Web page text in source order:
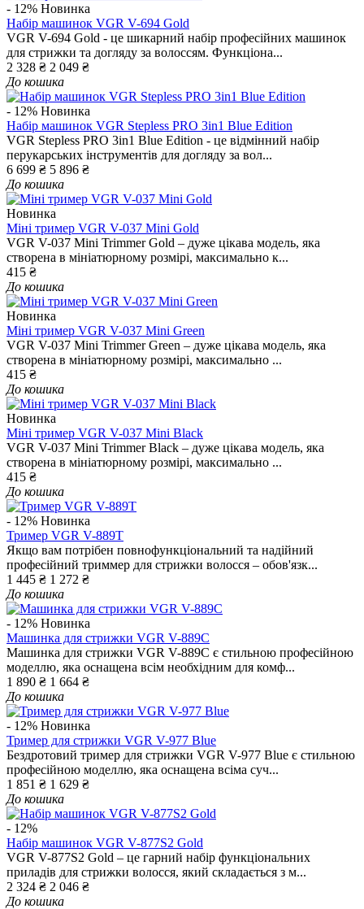
- 12% Новинка
Набір машинок VGR V-694 Gold
VGR V-694 Gold - це шикарний набір професійних машинок
для стрижки та догляду за волоссям. Функціона...
2 328 ₴ 2 049 ₴
До кошика
- 12% Новинка
Набір машинок VGR Stepless PRO 3in1 Blue Edition
VGR Stepless PRO 3in1 Blue Edition - це відмінний набір
перукарських інструментів для догляду за вол...
6 699 ₴ 5 896 ₴
До кошика
Новинка
Міні тример VGR V-037 Mini Gold
VGR V-037 Mini Trimmer Gold – дуже цікава модель, яка
створена в мініатюрному розмірі, максимально к...
415 ₴
До кошика
Новинка
Міні тример VGR V-037 Mini Green
VGR V-037 Mini Trimmer Green – дуже цікава модель, яка
створена в мініатюрному розмірі, максимально ...
415 ₴
До кошика
Новинка
Міні тример VGR V-037 Mini Black
VGR V-037 Mini Trimmer Black – дуже цікава модель, яка
створена в мініатюрному розмірі, максимально ...
415 ₴
До кошика
- 12% Новинка
Тример VGR V-889T
Якщо вам потрібен повнофункціональний та надійний
професійний триммер для стрижки волосся – обов'язк...
1 445 ₴ 1 272 ₴
До кошика
- 12% Новинка
Машинка для стрижки VGR V-889C
Машинка для стрижки VGR V-889C є стильною професійною
моделлю, яка оснащена всім необхідним для комф...
1 890 ₴ 1 664 ₴
До кошика
- 12% Новинка
Тример для стрижки VGR V-977 Blue
Бездротовий тример для стрижки VGR V-977 Blue є стильною
професійною моделлю, яка оснащена всіма суч...
1 851 ₴ 1 629 ₴
До кошика
- 12%
Набір машинок VGR V-877S2 Gold
VGR V-877S2 Gold – це гарний набір функціональних
приладів для стрижки волосся, який складається з м...
2 324 ₴ 2 046 ₴
До кошика